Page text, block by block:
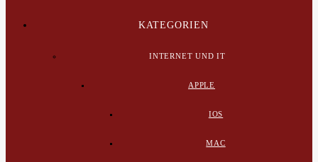
KATEGORIEN
INTERNET UND IT
APPLE
IOS
MAC